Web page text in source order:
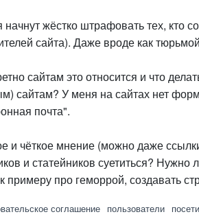
жёстко штрафовать тех, кто
сайта). Даже вроде как
сайтам это относится и что
сайтам? У меня на сайтах нет
почта".
и чёткое мнение (можно даже
и статейников суетиться?
примеру про геморрой, создавать
соглашение пользователи